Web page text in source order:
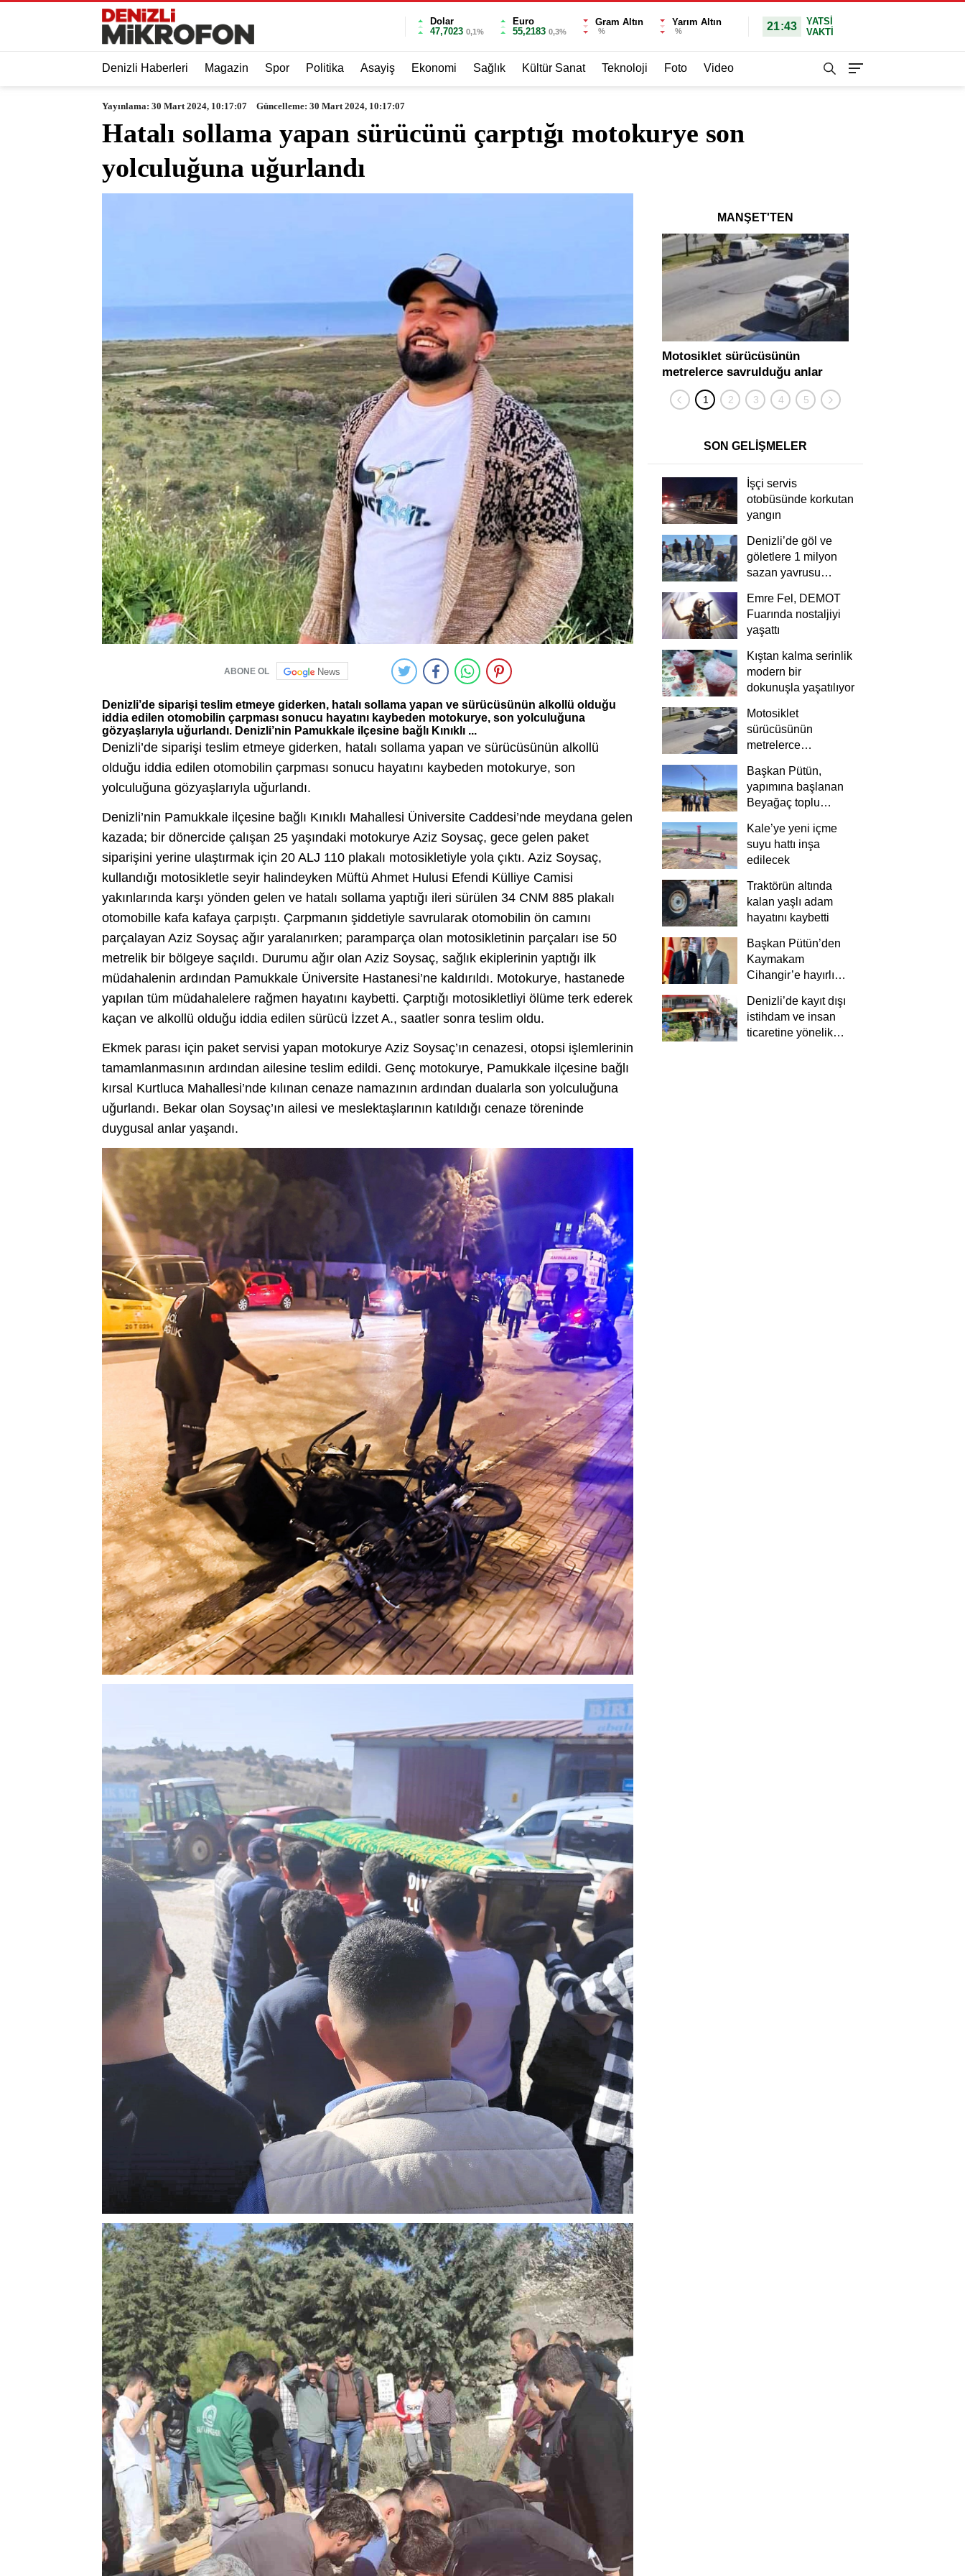
Dolar
47,7023 0,1%
Euro
55,2183 0,3%
Gram Altın
%
Yarım Altın
% 21:43
YATSI
VAKTİ
Denizli Haberleri Magazin Spor Politika Asayiş Ekonomi Sağlık Kültür Sanat Teknoloji Foto Video
Yayınlama: 30 Mart 2024, 10:17:07 Güncelleme: 30 Mart 2024, 10:17:07
Hatalı sollama yapan sürücünü çarptığı motokurye son
yolculuğuna uğurlandı
ABONE OL News
Denizli’de siparişi teslim etmeye giderken, hatalı sollama yapan ve sürücüsünün alkollü olduğu
iddia edilen otomobilin çarpması sonucu hayatını kaybeden motokurye, son yolculuğuna
gözyaşlarıyla uğurlandı. Denizli’nin Pamukkale ilçesine bağlı Kınıklı ...
Denizli’de siparişi teslim etmeye giderken, hatalı sollama yapan ve sürücüsünün alkollü
olduğu iddia edilen otomobilin çarpması sonucu hayatını kaybeden motokurye, son
yolculuğuna gözyaşlarıyla uğurlandı.
Denizli’nin Pamukkale ilçesine bağlı Kınıklı Mahallesi Üniversite Caddesi’nde meydana gelen
kazada; bir dönercide çalışan 25 yaşındaki motokurye Aziz Soysaç, gece gelen paket
siparişini yerine ulaştırmak için 20 ALJ 110 plakalı motosikletiyle yola çıktı. Aziz Soysaç,
kullandığı motosikletle seyir halindeyken Müftü Ahmet Hulusi Efendi Külliye Camisi
yakınlarında karşı yönden gelen ve hatalı sollama yaptığı ileri sürülen 34 CNM 885 plakalı
otomobille kafa kafaya çarpıştı. Çarpmanın şiddetiyle savrularak otomobilin ön camını
parçalayan Aziz Soysaç ağır yaralanırken; paramparça olan motosikletinin parçaları ise 50
metrelik bir bölgeye saçıldı. Durumu ağır olan Aziz Soysaç, sağlık ekiplerinin yaptığı ilk
müdahalenin ardından Pamukkale Üniversite Hastanesi’ne kaldırıldı. Motokurye, hastanede
yapılan tüm müdahalelere rağmen hayatını kaybetti. Çarptığı motosikletliyi ölüme terk ederek
kaçan ve alkollü olduğu iddia edilen sürücü İzzet A., saatler sonra teslim oldu.
Ekmek parası için paket servisi yapan motokurye Aziz Soysaç’ın cenazesi, otopsi işlemlerinin
tamamlanmasının ardından ailesine teslim edildi. Genç motokurye, Pamukkale ilçesine bağlı
kırsal Kurtluca Mahallesi’nde kılınan cenaze namazının ardından dualarla son yolculuğuna
uğurlandı. Bekar olan Soysaç’ın ailesi ve meslektaşlarının katıldığı cenaze töreninde
duygusal anlar yaşandı.
MANŞET'TEN
Motosiklet sürücüsünün
metrelerce savrulduğu anlar
güvenlik kamerasında
SON GELİŞMELER
İşçi servis
otobüsünde korkutan
yangın
Denizli’de göl ve
göletlere 1 milyon
sazan yavrusu
Emre Fel, DEMOT
Fuarında nostaljiyi
yaşattı
Kıştan kalma serinlik
modern bir
dokunuşla yaşatılıyor
Motosiklet
sürücüsünün
metrelerce
güvenlik
kamerasında
Başkan Pütün,
yapımına başlanan
Beyağaç toplu
Kale’ye yeni içme
suyu hattı inşa
edilecek
Traktörün altında
kalan yaşlı adam
hayatını kaybetti
Başkan Pütün’den
Kaymakam
Cihangir’e hayırlı
Denizli’de kayıt dışı
istihdam ve insan
ticaretine yönelik